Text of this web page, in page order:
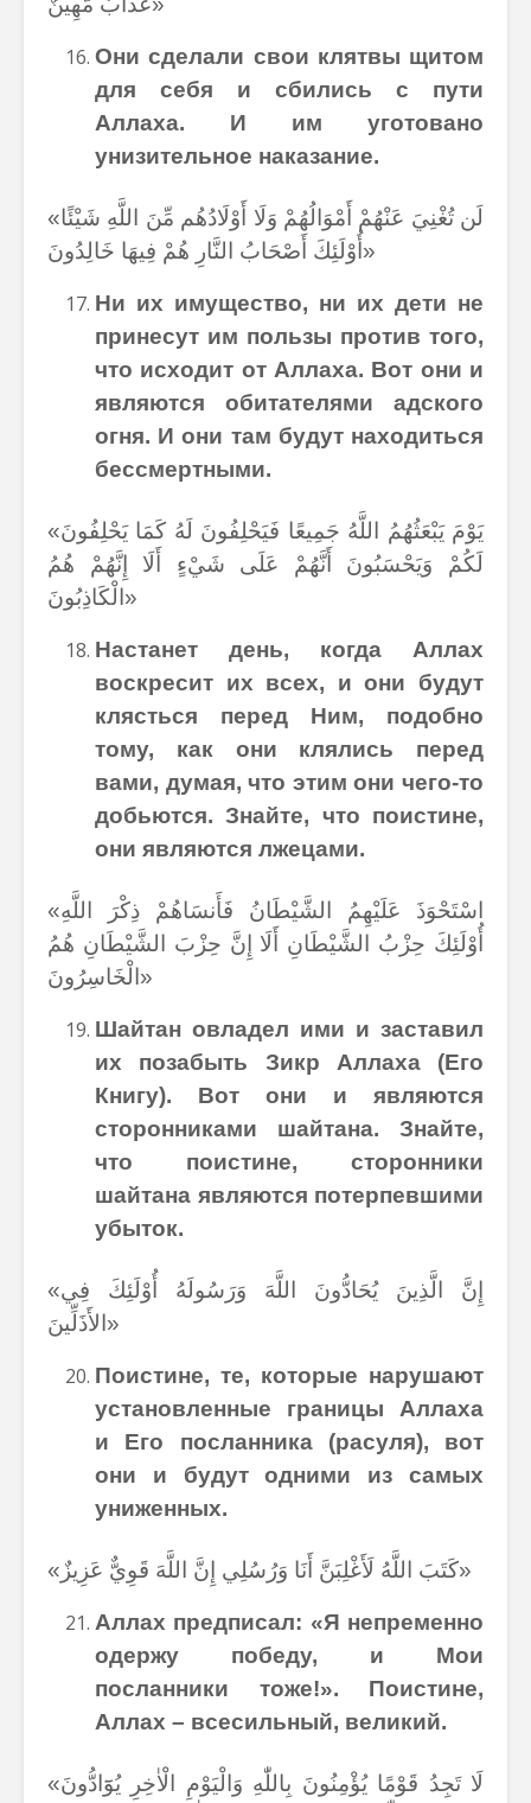
Они сделали свои клятвы щитом
для себя и сбились с пути
Аллаха. И им уготовано
унизительное наказание.
«لَن تُغْنِيَ عَنْهُمْ أَمْوَالُهُمْ وَلَا أَوْلَادُهُم مِّنَ اللَّهِ شَيْئًا
أُوْلَئِكَ أَصْحَابُ النَّارِ هُمْ فِيهَا خَالِدُونَ»
Ни их имущество, ни их дети не
принесут им пользы против того,
что исходит от Аллаха. Вот они и
являются обитателями адского
огня. И они там будут находиться
бессмертными.
«يَوْمَ يَبْعَثُهُمُ اللَّهُ جَمِيعًا فَيَحْلِفُونَ لَهُ كَمَا يَحْلِفُونَ
لَكُمْ وَيَحْسَبُونَ أَنَّهُمْ عَلَى شَيْءٍ أَلَا إِنَّهُمْ هُمُ
الْكَاذِبُونَ»
Настанет день, когда Аллах
воскресит их всех, и они будут
клясться перед Ним, подобно
тому, как они клялись перед
вами, думая, что этим они чего-то
добьются. Знайте, что поистине,
они являются лжецами.
«اسْتَحْوَذَ عَلَيْهِمُ الشَّيْطَانُ فَأَنسَاهُمْ ذِكْرَ اللَّهِ
أُوْلَئِكَ حِزْبُ الشَّيْطَانِ أَلَا إِنَّ حِزْبَ الشَّيْطَانِ هُمُ
الْخَاسِرُونَ»
Шайтан овладел ими и заставил
их позабыть Зикр Аллаха (Его
Книгу). Вот они и являются
сторонниками шайтана. Знайте,
что поистине, сторонники
шайтана являются потерпевшими
убыток.
«إِنَّ الَّذِينَ يُحَادُّونَ اللَّهَ وَرَسُولَهُ أُوْلَئِكَ فِي
الأَذَلِّينَ»
Поистине, те, которые нарушают
установленные границы Аллаха
и Его посланника (расуля), вот
они и будут одними из самых
униженных.
«كَتَبَ اللَّهُ لَأَغْلِبَنَّ أَنَا وَرُسُلِي إِنَّ اللَّهَ قَوِيٌّ عَزِيزٌ»
Аллах предписал: «Я непременно
одержу победу, и Мои
посланники тоже!». Поистине,
Аллах – всесильный, великий.
«لَا تَجِدُ قَوْمًا يُؤْمِنُونَ بِاللّٰهِ وَالْيَوْمِ الْاٰخِرِ يُوَٓادُّونَ